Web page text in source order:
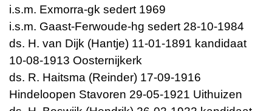
i.s.m. Exmorra-gk sedert 1969
i.s.m. Gaast-Ferwoude-hg sedert 28-10-1984
ds. H. van Dijk (Hantje) 11-01-1891 kandidaat
10-08-1913 Oosternijkerk
ds. R. Haitsma (Reinder) 17-09-1916
Hindeloopen Stavoren 29-05-1921 Uithuizen